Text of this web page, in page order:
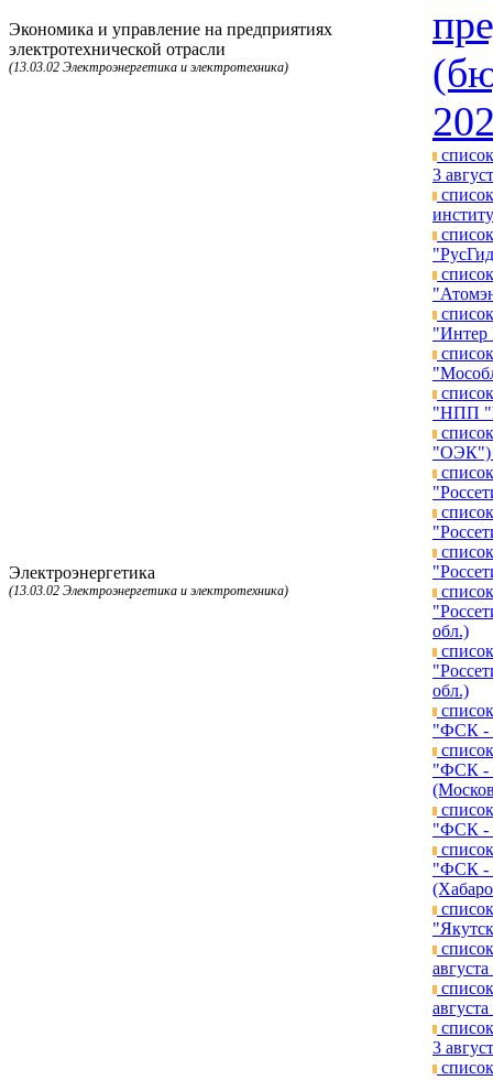
Экономика и управление на предприятиях
электротехнической отрасли
(13.03.02 Электроэнергетика и электротехника)
Электроэнергетика
(13.03.02 Электроэнергетика и электротехника)
3
"Интер
"НПП
"ОЭК")
обл.)
обл.)
"ФСК -
"ФСК -
"ФСК -
"ФСК -
3